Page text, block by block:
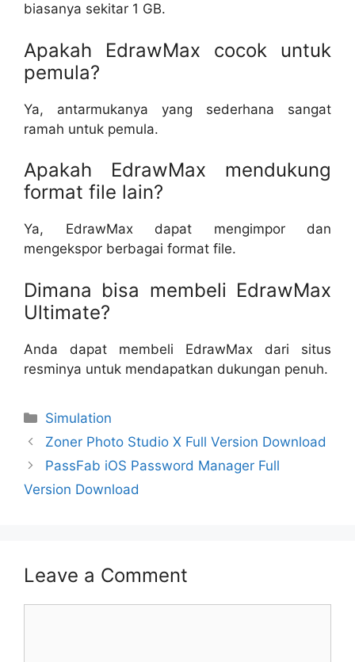
biasanya sekitar 1 GB.
Apakah EdrawMax cocok untuk
pemula?
Ya, antarmukanya yang sederhana sangat
ramah untuk pemula.
Apakah EdrawMax mendukung
format file lain?
Ya, EdrawMax dapat mengimpor dan
mengekspor berbagai format file.
Dimana bisa membeli EdrawMax
Ultimate?
Anda dapat membeli EdrawMax dari situs
resminya untuk mendapatkan dukungan penuh.
Categories
Simulation
Zoner Photo Studio X Full Version Download
PassFab iOS Password Manager Full
Version Download
Leave a Comment